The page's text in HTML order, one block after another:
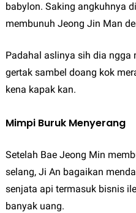
babylon. Saking angkuhnya
membunuh Jeong Jin Man
Padahal aslinya sih dia ngga
gertak sambel doang kok
kena kapak kan.
Mimpi Buruk Menyerang
Setelah Bae Jeong Min
selang, Ji An bagaikan
senjata api termasuk bisnis
banyak uang.